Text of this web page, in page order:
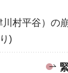
川村平谷）の
)